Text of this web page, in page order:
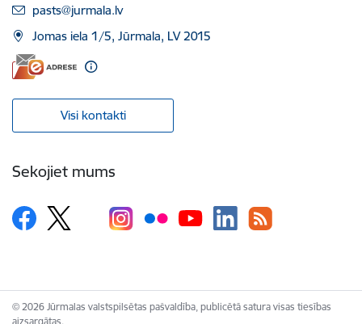
E-pasts:
pasts@jurmala.lv
Jomas iela 1/5, Jūrmala, LV 2015
Visi kontakti
Sekojiet mums
© 2026 Jūrmalas valstspilsētas pašvaldība, publicētā satura visas tiesības
aizsargātas.